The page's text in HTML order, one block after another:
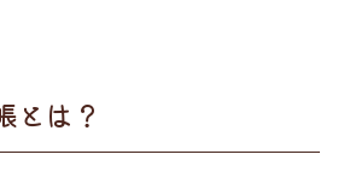
とは？